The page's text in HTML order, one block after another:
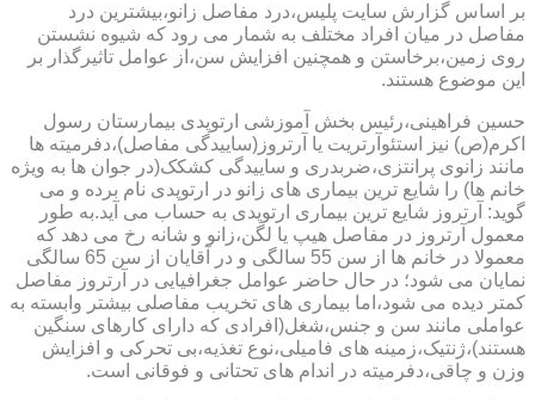
بر اساس گزارش سایت پلیس،درد مفاصل زانو،بیشترین درد
مفاصل در میان افراد مختلف به شمار می رود که شیوه نشستن
روی زمین،برخاستن و همچنین افزایش سن،از عوامل تاثیرگذار بر
این موضوع هستند.
حسین فراهینی،رئیس بخش آموزشی ارتوپدی بیمارستان رسول
اکرم(ص) نیز استئوآرتریت یا آرتروز(ساییدگی مفاصل)،دفرمیته ها
مانند زانوی پرانتزی،ضربدری و ساییدگی کشکک(در جوان ها به ویژه
خانم ها) را شایع ترین بیماری های زانو در ارتوپدی نام برده و می
گوید: آرتروز شایع ترین بیماری ارتوپدی به حساب می آید.به طور
معمول آرتروز در مفاصل هیپ یا لگن،زانو و شانه رخ می دهد که
معمولا در خانم ها از سن 55 سالگی و در آقایان از سن 65 سالگی
نمایان می شود؛ در حال حاضر عوامل جغرافیایی در آرتروز مفاصل
کمتر دیده می شود،اما بیماری های تخریب مفاصلی بیشتر وابسته به
عواملی مانند سن و جنس،شغل(افرادی که دارای کارهای سنگین
هستند)،ژنتیک،زمینه های فامیلی،نوع تغذیه،بی تحرکی و افزایش
وزن و چاقی،دفرمیته در اندام های تحتانی و فوقانی است.